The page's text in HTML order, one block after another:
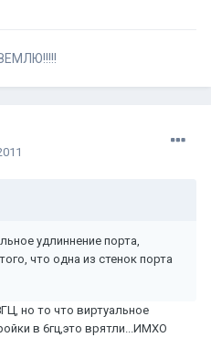
удлиннение порта,
что одна из стенок порта
но то что виртуальное
в 6гц,это врятли...ИМХО